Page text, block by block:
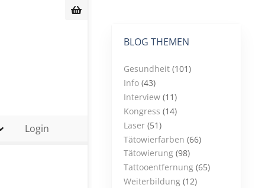
Login
BLOG THEMEN
Gesundheit (101)
Info (43)
Interview (11)
Kongress (14)
Laser (51)
Tätowierfarben (66)
Tätowierung (98)
Tattooentfernung (65)
Weiterbildung (12)